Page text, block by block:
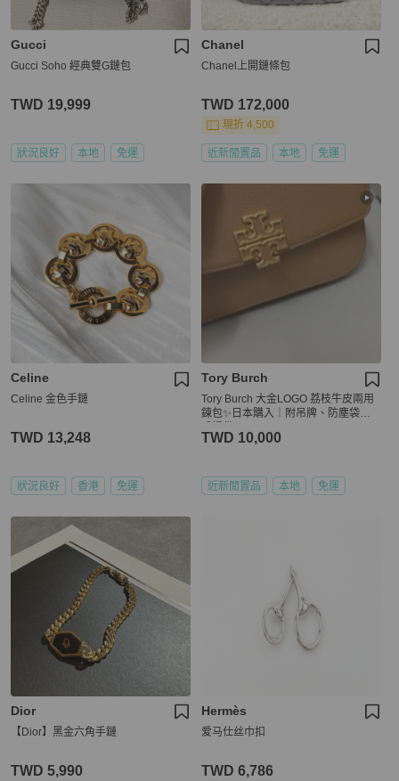
Gucci
Gucci Soho 經典雙G鏈包
TWD 19,999
狀況良好 本地 免運
Chanel
Chanel上開鏈條包
TWD 172,000
現折 4,500
近新閒置品 本地 免運
Celine
Celine 金色手鏈
TWD 13,248
狀況良好 香港 免運
Tory Burch
Tory Burch 大金LOGO 荔枝牛皮兩用
鍊包✨日本購入｜附吊牌、防塵袋、
TWD 10,000
近新閒置品 本地 免運
Dior
【Dior】黑金六角手鏈
TWD 5,990
Hermès
爱马仕丝巾扣
TWD 6,786